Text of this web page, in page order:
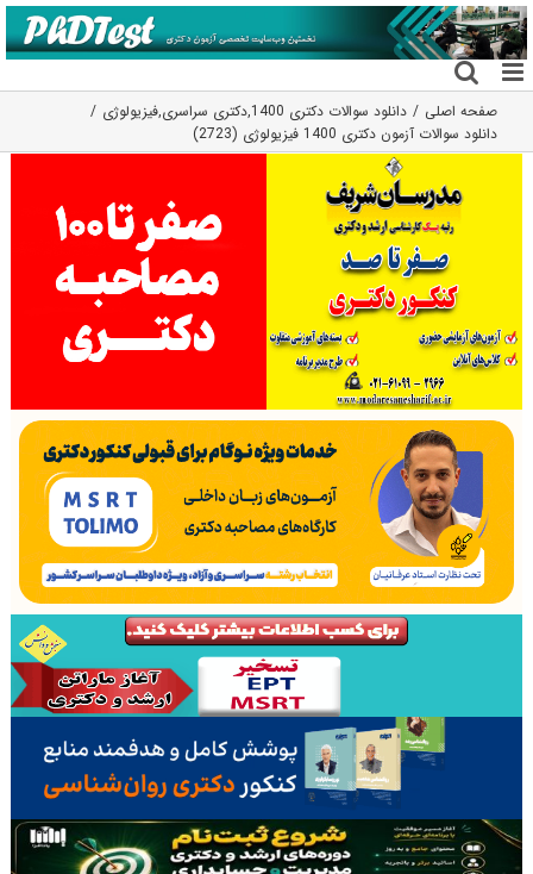
رفتن
به
محتوا
صفحه اصلی دانلود سوالات دکتری 1400 ,دکتری سراسری,فیزیولوژی
دانلود سوالات آزمون دکتری 1400 فیزیولوژی (2723)